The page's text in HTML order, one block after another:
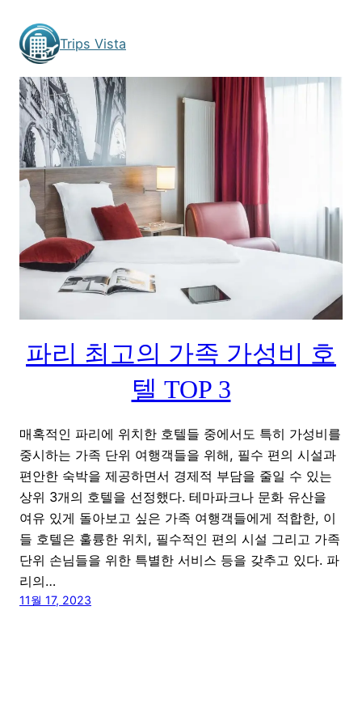
content
Trips Vista
파리 최고의 가족 가성비 호
텔 TOP 3
매혹적인 파리에 위치한 호텔들 중에서도 특히 가성비를
중시하는 가족 단위 여행객들을 위해, 필수 편의 시설과
편안한 숙박을 제공하면서 경제적 부담을 줄일 수 있는
상위 3개의 호텔을 선정했다. 테마파크나 문화 유산을
여유 있게 돌아보고 싶은 가족 여행객들에게 적합한, 이
들 호텔은 훌륭한 위치, 필수적인 편의 시설 그리고 가족
단위 손님들을 위한 특별한 서비스 등을 갖추고 있다. 파
리의…
11월 17, 2023